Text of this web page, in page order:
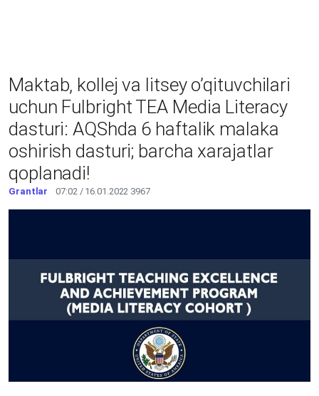
Maktab, kollej va litsey o’qituvchilari
uchun Fulbright TEA Media Literacy
dasturi: AQShda 6 haftalik malaka
oshirish dasturi; barcha xarajatlar
qoplanadi!
Grantlar 07:02 / 16.01.2022 3967